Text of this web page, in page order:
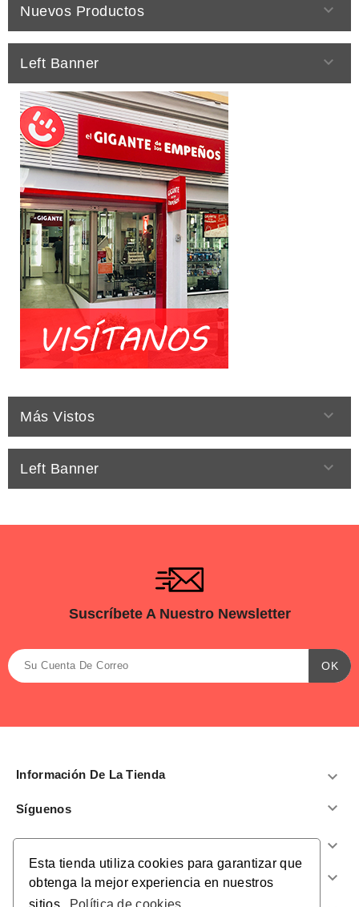
Esta tienda utiliza cookies para garantizar que
obtenga la mejor experiencia en nuestros
Nuevos Productos 
Left Banner 
Más Vistos 
Left Banner 
Suscríbete A Nuestro Newsletter
Información De La Tienda 
Síguenos 
Productos 
Nuestra Empresa 